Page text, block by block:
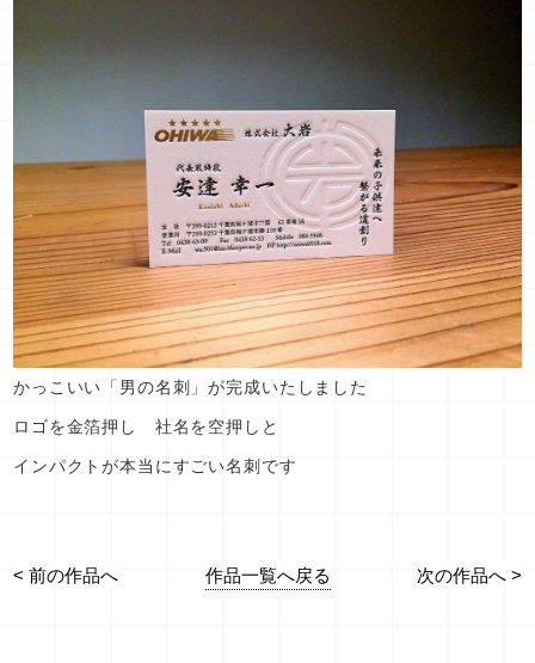
かっこいい「男の名刺」が完成いたしました
ロゴを金箔押し 社名を空押しと
インパクトが本当にすごい名刺です
< 前の作品へ 作品一覧へ戻る 次の作品へ >